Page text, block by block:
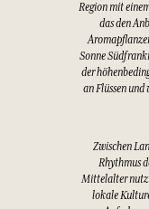
Region mit
das den
Sonne
der
an Flüssen
Zwischen
Rhythmus
Mittelalter
lokale